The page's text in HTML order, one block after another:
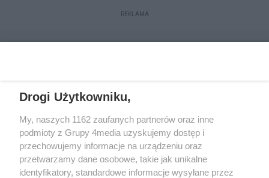
REKLAMA
Reklama Kontakt Regulamin
Dystrybucja
Regulamin prenumeraty
Polityka Prywatności
Drogi Użytkowniku,
My, naszych 1162 zaufanych partnerów oraz inne
podmioty z Grupy 4media uzyskujemy dostęp i
przechowujemy informacje na urządzeniu oraz
przetwarzamy dane osobowe, takie jak unikalne
identyfikatory, standardowe informacje wysyłane przez